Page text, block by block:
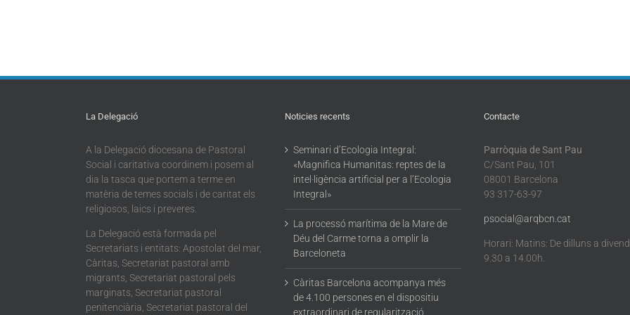
La Delegació
A la Delegació diocesana de Pastoral
Social i caritativa coordinem i posem al
dia la tasca que portem a terme en
matèria de temes socials i de caritat els
religiosos, laics i preveres.
La Delegació està formada pel
Secretariats i entitats: Apostolat del mar,
Càritas, Secretariat pastoral amb
migrants, Secretariat pastoral pels
marginats, Secretariat pastoral
penitenciària, Secretariat pastoral del
Noticies recents
Seminari d’Ecologia Integral:
«Magnifica Humanitas: reptes de la
intel·ligència artificial per a l’Ecologia
Integral»
La processó marítima de la Mare de
Déu del Carme torna a omplir la
Barceloneta
Càritas Barcelona acompanya més
de 4.100 persones en el dispositiu
extraordinari de regularització
Contacte
Parròquia de Sant Pau
C/Sant Pau, 101
08001 Barcelona
93 317-63-97
psocial@arqbcn.cat
Horari: Matins: De dilluns a
9.30 a 14.00h.